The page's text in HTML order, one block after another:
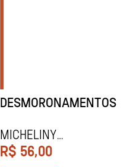
DESMORONAMENTOS
Micheliny
Verunsck
R$ 56,00